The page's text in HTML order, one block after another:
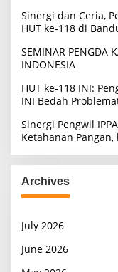
Sinergi dan Ceria,
HUT ke-118 di
SEMINAR PENGDA
INDONESIA
HUT ke-118 INI:
INI Bedah
Sinergi Pengwil
Ketahanan Pangan,
Archives
July 2026
June 2026